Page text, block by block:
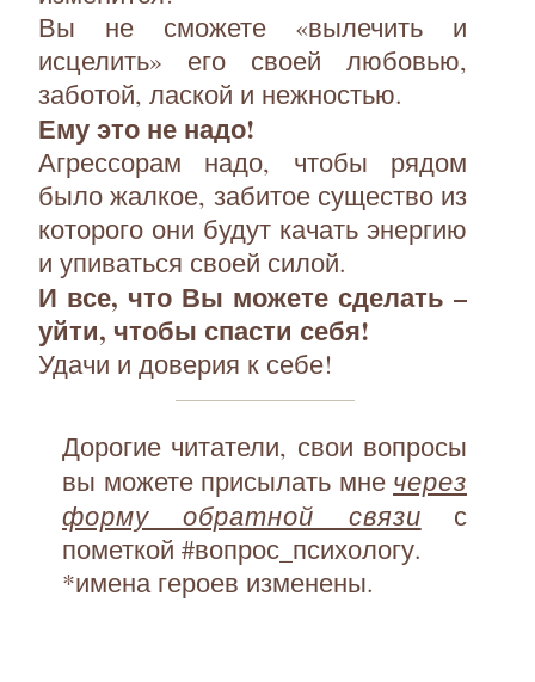
Вы не сможете «вылечить и
исцелить» его своей любовью,
заботой, лаской и нежностью.
Ему это не надо!
Агрессорам надо, чтобы рядом
было жалкое, забитое существо из
которого они будут качать энергию
и упиваться своей силой.
И все, что Вы можете сделать –
уйти, чтобы спасти себя!
Удачи и доверия к себе!
Дорогие читатели, свои вопросы
вы можете присылать мне через
форму обратной связи с
пометкой #вопрос_психологу.
*имена героев изменены.